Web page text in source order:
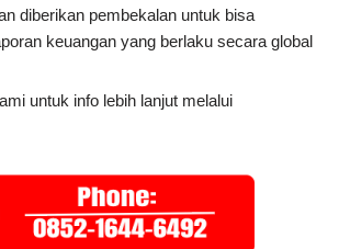
diberikan pembekalan untuk bisa
keuangan yang berlaku secara global
untuk info lebih lanjut melalui